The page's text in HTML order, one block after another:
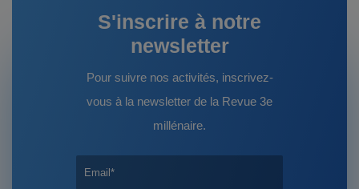
S'inscrire à notre
newsletter
Pour suivre nos activités, inscrivez-
vous à la newsletter de la Revue 3e
millénaire.